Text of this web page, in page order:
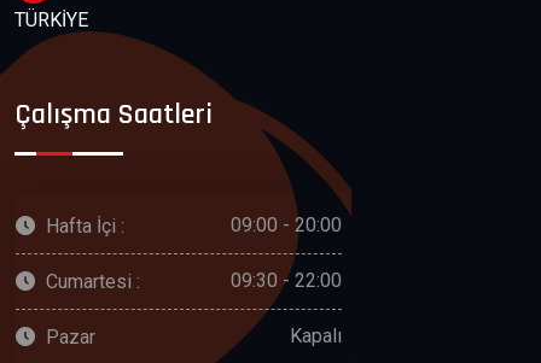
TÜRKİYE
Çalışma Saatleri
Hafta İçi : 09:00 - 20:00
Cumartesi : 09:30 - 22:00
Pazar Kapalı